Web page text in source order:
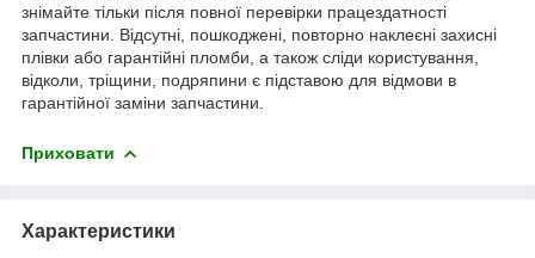
знімайте тільки після повної перевірки працездатності
запчастини. Відсутні, пошкоджені, повторно наклеєні захисні
плівки або гарантійні пломби, а також сліди користування,
відколи, тріщини, подряпини є підставою для відмови в
гарантійної заміни запчастини.
Приховати
Характеристики